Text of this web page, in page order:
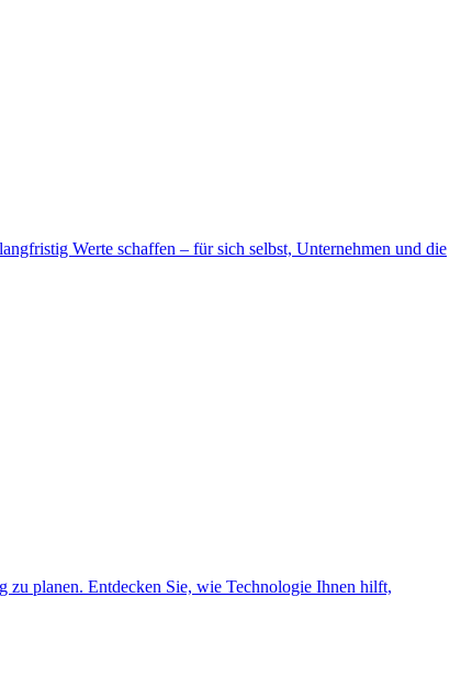
Werte schaffen – für sich selbst, Unternehmen und die
zu planen. Entdecken Sie, wie Technologie Ihnen hilft,